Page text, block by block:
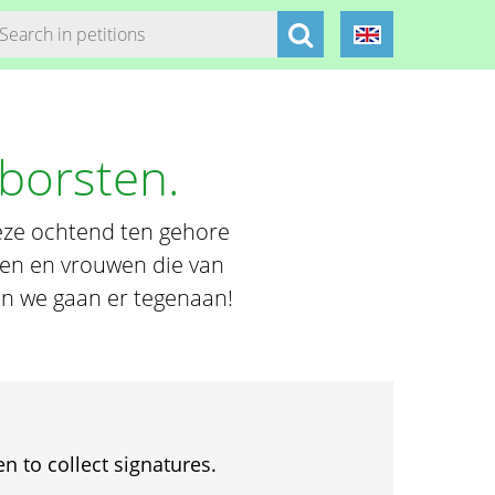
ochtend ten gehore
en vrouwen die van
we gaan er tegenaan!
to collect signatures.